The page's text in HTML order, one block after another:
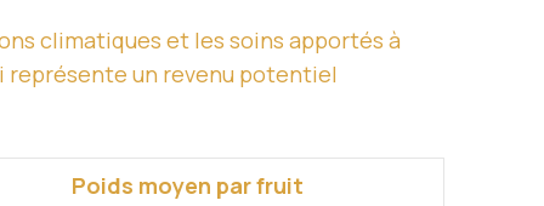
climatiques et les soins apportés à
représente un revenu potentiel
Poids moyen par fruit